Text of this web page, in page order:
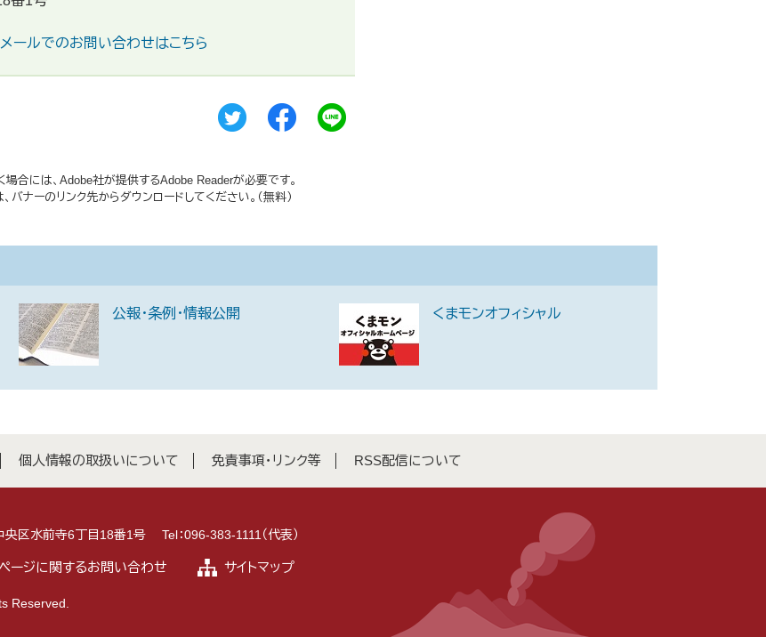
メールでのお問い合わせはこちら
合には、Adobe社が提供するAdobe Readerが必要です。
ナーのリンク先からダウンロードしてください。（無料）
公報・条例・情報公開 くまモンオフィシャル
個人情報の取扱いについて 免責事項・リンク等 RSS配信について
区水前寺6丁目18番1号
Tel：096-383-1111（代表）
ージに関するお問い合わせ サイトマップ
Reserved.